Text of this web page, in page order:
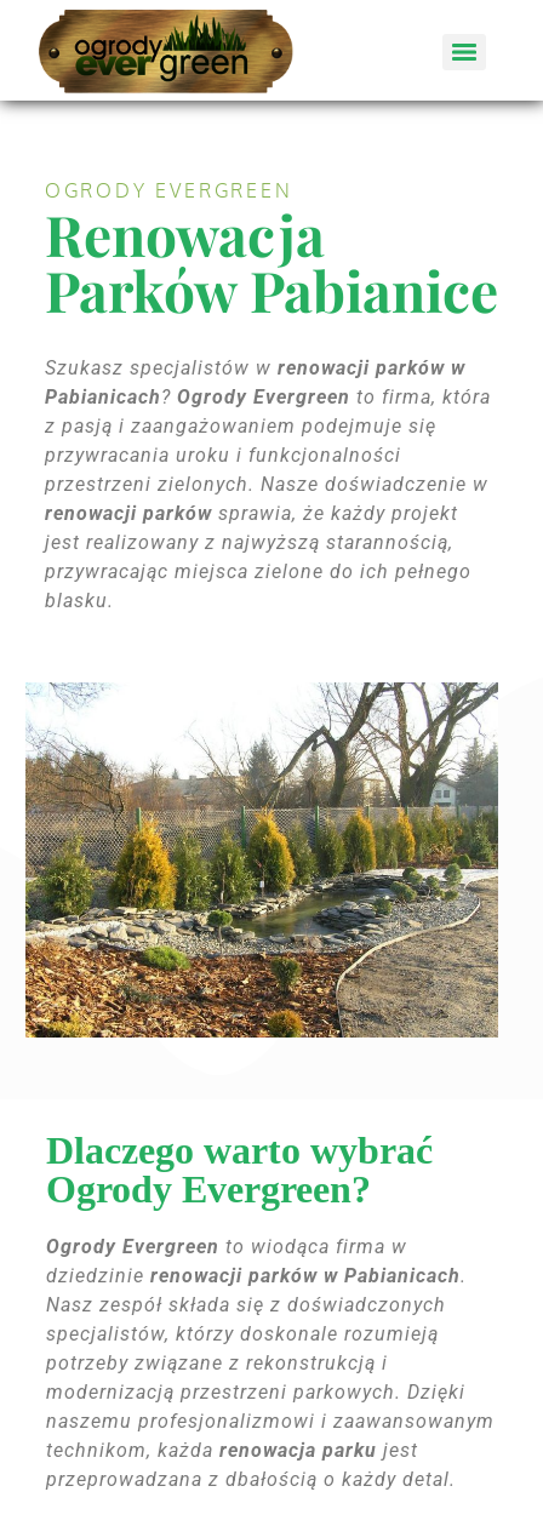
OGRODY EVERGREEN
Renowacja
Parków Pabianice
Szukasz specjalistów w renowacji parków w
Pabianicach? Ogrody Evergreen to firma, która
z pasją i zaangażowaniem podejmuje się
przywracania uroku i funkcjonalności
przestrzeni zielonych. Nasze doświadczenie w
renowacji parkówsprawia, że każdy projekt
jest realizowany z najwyższą starannością,
przywracając miejsca zielone do ich pełnego
blasku.
Dlaczego warto wybrać
Ogrody Evergreen?
Ogrody Evergreen to wiodąca firma w
dziedzinierenowacji parków w Pabianicach.
Nasz zespół składa się z doświadczonych
specjalistów, którzy doskonale rozumieją
potrzeby związane z rekonstrukcją i
modernizacją przestrzeni parkowych. Dzięki
naszemu profesjonalizmowi i zaawansowanym
technikom, każdarenowacja parku jest
przeprowadzana z dbałością o każdy detal.